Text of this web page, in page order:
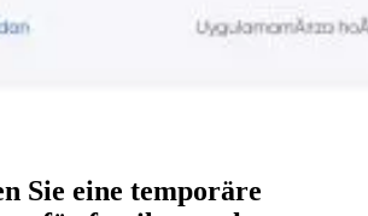
Sie eine temporäre